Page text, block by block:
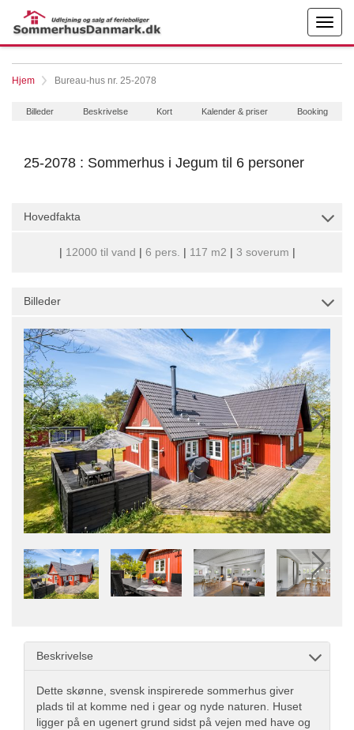
Hjem Bureau-hus nr. 25-2078
Billeder Beskrivelse Kort Kalender & priser Booking
25-2078 : Sommerhus i Jegum til 6 personer
Hovedfakta
| 12000 til vand | 6 pers. | 117 m2 | 3 soverum |
Billeder
Beskrivelse
Dette skønne, svensk inspirerede sommerhus giver
plads til at komme ned i gear og nyde naturen. Huset
ligger på en ugenert grund sidst på vejen med have og